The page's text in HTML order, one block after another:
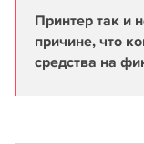
Принтер так и
причине, что
средства на